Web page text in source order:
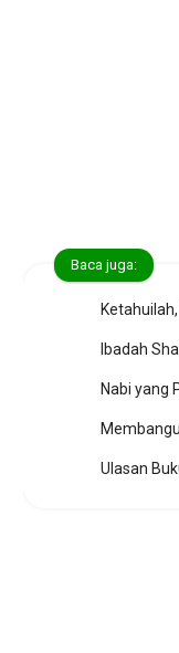
Baca juga: